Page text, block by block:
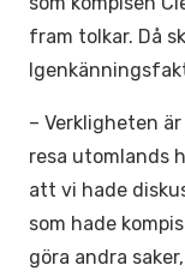
fram tolkar. Då
– Verkligheten
resa utomlands
att vi hade
som hade
göra andra